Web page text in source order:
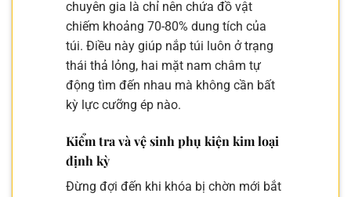
chuyên gia là chỉ nên chứa đồ vật
chiếm khoảng 70-80% dung tích của
túi. Điều này giúp nắp túi luôn ở trạng
thái thả lỏng, hai mặt nam châm tự
động tìm đến nhau mà không cần bất
kỳ lực cưỡng ép nào.
Kiểm tra và vệ sinh phụ kiện kim loại
định kỳ
Đừng đợi đến khi khóa bị chờn mới bắt